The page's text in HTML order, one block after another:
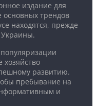
издание для
основных трендов
находятся, прежде
хозяйство
развитию.
пребывание на
и